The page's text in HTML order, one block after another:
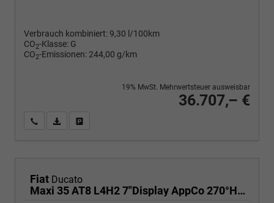
Verbrauch kombiniert:9,30 l/100km
CO2-Klasse: G
CO2-Emissionen: 244,00 g/km
36.707,– €
19% MwSt. Mehrwertsteuer ausweisbar
Wir rufen Sie anPDF-Fahrzeugexposé drucken
Fiat Ducato
Maxi 35 AT8 L4H2 7"Display AppCo 270°HFT